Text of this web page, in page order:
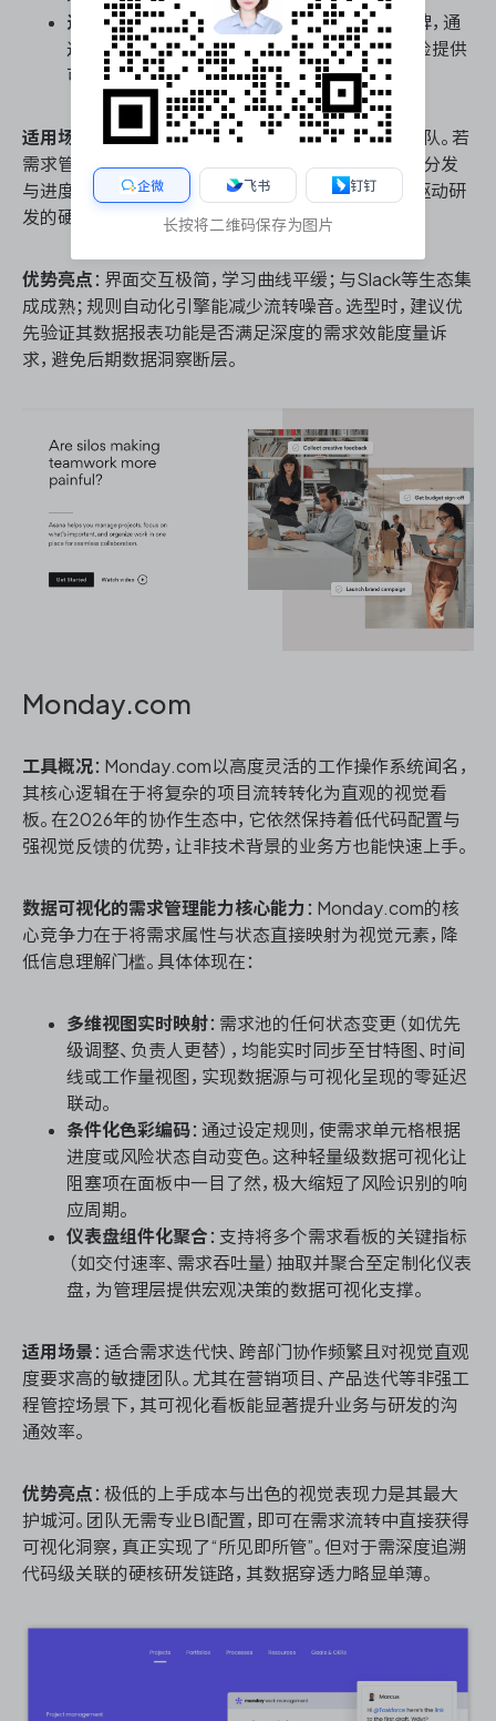
进度追踪与里程碑
：在时间线视图中设定里程碑，通
过进度条直观呈现需求交付健康度，为延期风险提供
可视化预警。
适用场景
：适合轻量级产品迭代或跨部门业务协同团队。若
需求管理不涉及复杂的技术链路追踪，仅需关注任务分发
与进度可视化，Asana是高效之选；但重度依赖数据驱动研
发的硬核技术团队需审慎评估。
优势亮点 ：界面交互极简，学习曲线平缓；与Slack等生态集
成成熟；规则自动化引擎能减少流转噪音。选型时，建议优
先验证其数据报表功能是否满足深度的需求效能度量诉
求，避免后期数据洞察断层。
Monday.com
工具概况：Monday.com以高度灵活的工作操作系统闻名，
其核心逻辑在于将复杂的项目流转转化为直观的视觉看
板。在2026年的协作生态中，它依然保持着低代码配置与
强视觉反馈的优势，让非技术背景的业务方也能快速上手。
数据可视化的需求管理能力核心能力 ：Monday.com的核
心竞争力在于将需求属性与状态直接映射为视觉元素，降
低信息理解门槛。具体体现在：
多维视图实时映射：需求池的任何状态变更（如优先
级调整、负责人更替），均能实时同步至甘特图、时间
线或工作量视图，实现数据源与可视化呈现的零延迟
联动。
条件化色彩编码：通过设定规则，使需求单元格根据
进度或风险状态自动变色。这种轻量级数据可视化让
阻塞项在面板中一目了然，极大缩短了风险识别的响
应周期。
仪表盘组件化聚合 ：支持将多个需求看板的关键指标
（如交付速率、需求吞吐量）抽取并聚合至定制化仪表
盘，为管理层提供宏观决策的数据可视化支撑。
适用场景 ：适合需求迭代快、跨部门协作频繁且对视觉直观
度要求高的敏捷团队。尤其在营销项目、产品迭代等非强工
程管控场景下，其可视化看板能显著提升业务与研发的沟
通效率。
优势亮点 ：极低的上手成本与出色的视觉表现力是其最大
护城河。团队无需专业BI配置，即可在需求流转中直接获得
可视化洞察，真正实现了“所见即所管”。但对于需深度追溯
代码级关联的硬核研发链路，其数据穿透力略显单薄。
企微 飞书 钉钉
长按将二维码保存为图片